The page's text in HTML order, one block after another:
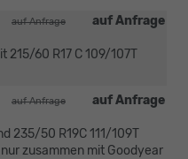
auf Anfrage
auf Anfrage
60 R17 C 109/107T
auf Anfrage
auf Anfrage
235/50 R19C 111/109T
zusammen mit Goodyear